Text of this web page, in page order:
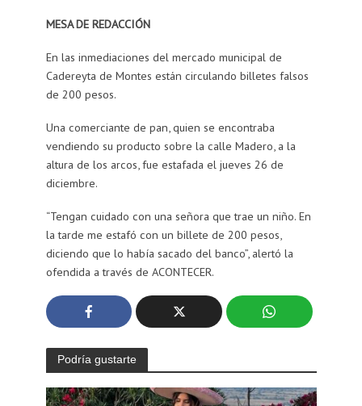
MESA DE REDACCIÓN
En las inmediaciones del mercado municipal de
Cadereyta de Montes están circulando billetes falsos
de 200 pesos.
Una comerciante de pan, quien se encontraba
vendiendo su producto sobre la calle Madero, a la
altura de los arcos, fue estafada el jueves 26 de
diciembre.
“Tengan cuidado con una señora que trae un niño. En
la tarde me estafó con un billete de 200 pesos,
diciendo que lo había sacado del banco”, alertó la
ofendida a través de ACONTECER.
Podría gustarte